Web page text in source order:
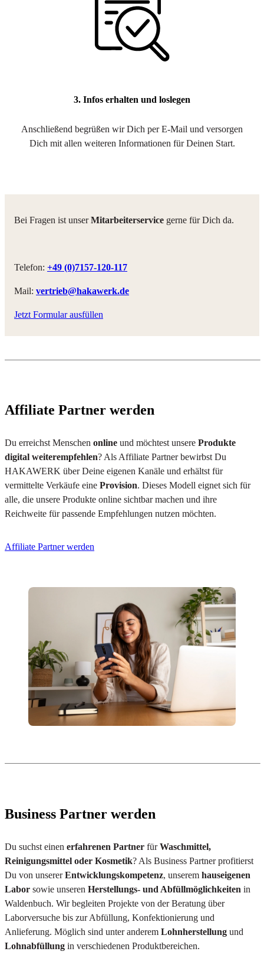
3. Infos erhalten und loslegen
Anschließend begrüßen wir Dich per E-Mail und versorgen
Dich mit allen weiteren Informationen für Deinen Start.
Bei Fragen ist unserMitarbeiterservice gerne für Dich da.
Telefon: +49 (0)7157-120-117
Mail: vertrieb@hakawerk.de
Jetzt Formular ausfüllen
Affiliate Partner werden
Du erreichst Menschen online und möchtest unsere Produkte
digital weiterempfehlen? Als Affiliate Partner bewirbst Du
HAKAWERK über Deine eigenen Kanäle und erhältst für
vermittelte Verkäufe eine Provision. Dieses Modell eignet sich für
alle, die unsere Produkte online sichtbar machen und ihre
Reichweite für passende Empfehlungen nutzen möchten.
Affiliate Partner werden
Business Partner werden
Du suchst einen erfahrenen Partner fürWaschmittel,
Reinigungsmittel oder Kosmetik? Als Business Partner profitierst
Du von unsererEntwicklungskompetenz, unserem hauseigenen
Labor sowie unseren Herstellungs- und Abfüllmöglichkeiten in
Waldenbuch. Wir begleiten Projekte von der Beratung über
Laborversuche bis zur Abfüllung, Konfektionierung und
Anlieferung. Möglich sind unter anderem Lohnherstellung und
Lohnabfüllung in verschiedenen Produktbereichen.